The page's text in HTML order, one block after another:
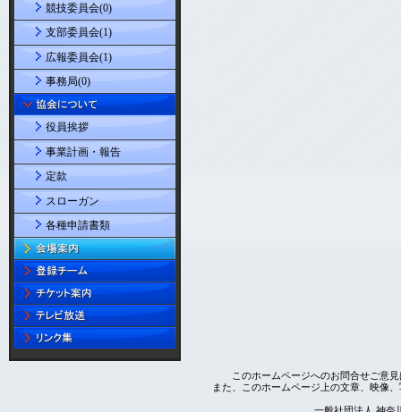
競技委員会(0)
支部委員会(1)
広報委員会(1)
事務局(0)
役員挨拶
事業計画・報告
定款
スローガン
各種申請書類
このホームページへのお問合せご意
また、このホームページ上の文章、映像